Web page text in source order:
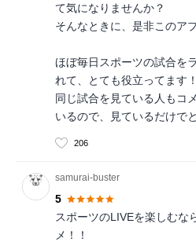
て気になりませんか？
そんなときに、是非このア
ほぼ毎日スポーツの試合を
れて、とても役立ってます！
同じ試合を見ている人もコ
いるので、見ているだけで
206
samurai-buster
5
スポーツのLIVEを楽しむな
メ！！